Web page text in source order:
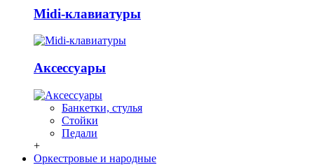
Midi-клавиатуры
Аксессуары
Банкетки, стулья
Стойки
Педали
+
Оркестровые и народные